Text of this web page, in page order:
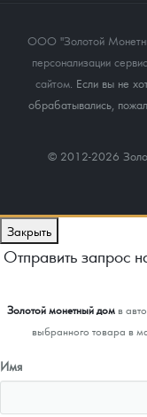
ООО "Золотой
персонализации
сайтом. Если вы не
обрабатывались,
© 2012-2026
Закрыть
Отправить запрос
Золотой монетный домв
выбранного товара в
Имя